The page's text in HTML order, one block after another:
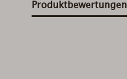
Produktbewertungen